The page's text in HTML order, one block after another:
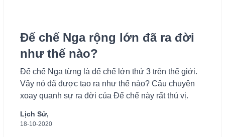
Đế chế Nga rộng lớn đã ra đời
như thế nào?
Đế chế Nga từng là đế chế lớn thứ 3 trên thế giới.
Vậy nó đã được tạo ra như thế nào? Câu chuyện
xoay quanh sự ra đời của Đế chế này rất thú vị.
Lịch Sử,
18-10-2020